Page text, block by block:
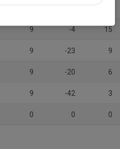
9 -4 15
9 -23 9
9 -20 6
9 -42 3
0 0 0